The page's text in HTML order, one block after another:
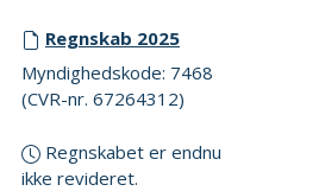
Regnskab 2025
Myndighedskode: 7468
(CVR-nr. 67264312)
Regnskabet er endnu
ikke revideret.